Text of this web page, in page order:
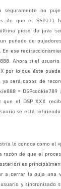
seguramente no
de que el SSP111
pieza de java
puñado de
En ese
Ahora sí el
por lo que éste
será capaz de
=
que el DSP XXX
se está
lo conoce como el
razón de que el
es
a cerrar la puja una
y sincronizado